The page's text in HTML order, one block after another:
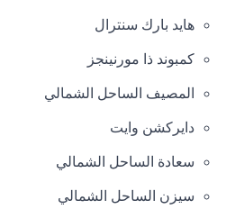
هايد بارك سنترال
كمبوند ذا مورنينجز
المصيف الساحل الشمالي
دايركشن وايت
سعادة الساحل الشمالي
سيزن الساحل الشمالي